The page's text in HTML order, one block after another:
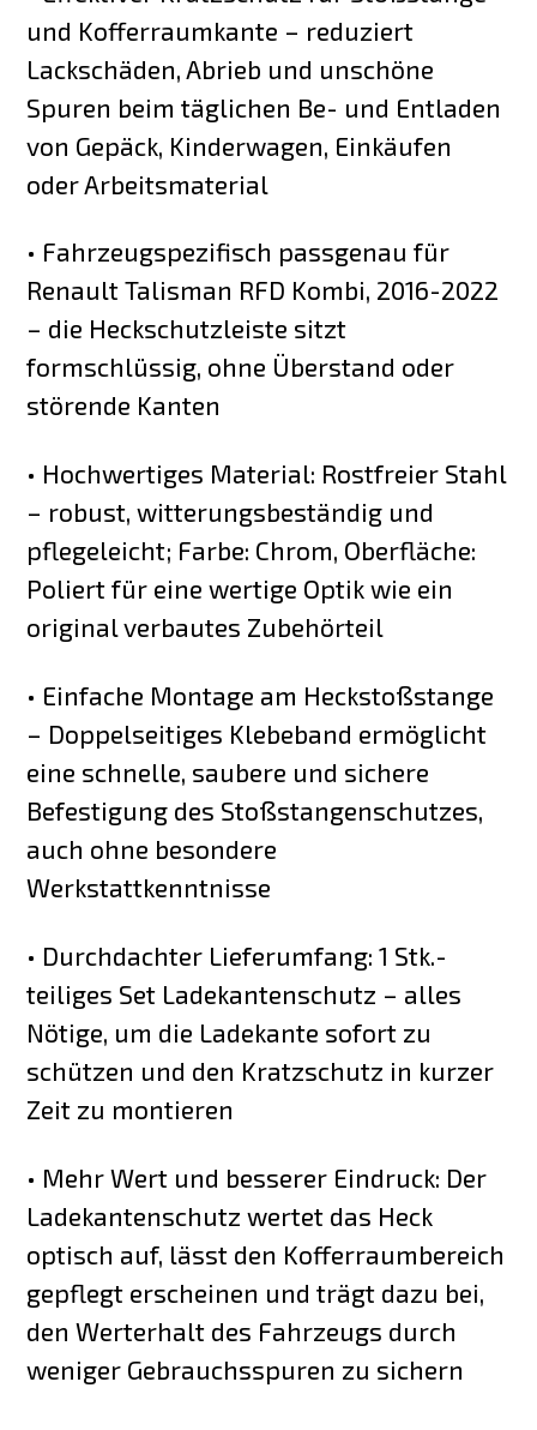
und Kofferraumkante – reduziert
Lackschäden, Abrieb und unschöne
Spuren beim täglichen Be- und Entladen
von Gepäck, Kinderwagen, Einkäufen
oder Arbeitsmaterial
• Fahrzeugspezifisch passgenau für
Renault Talisman RFD Kombi, 2016-2022
– die Heckschutzleiste sitzt
formschlüssig, ohne Überstand oder
störende Kanten
• Hochwertiges Material: Rostfreier Stahl
– robust, witterungsbeständig und
pflegeleicht; Farbe: Chrom, Oberfläche:
Poliert für eine wertige Optik wie ein
original verbautes Zubehörteil
• Einfache Montage am Heckstoßstange
– Doppelseitiges Klebeband ermöglicht
eine schnelle, saubere und sichere
Befestigung des Stoßstangenschutzes,
auch ohne besondere
Werkstattkenntnisse
• Durchdachter Lieferumfang: 1 Stk.-
teiliges Set Ladekantenschutz – alles
Nötige, um die Ladekante sofort zu
schützen und den Kratzschutz in kurzer
Zeit zu montieren
• Mehr Wert und besserer Eindruck: Der
Ladekantenschutz wertet das Heck
optisch auf, lässt den Kofferraumbereich
gepflegt erscheinen und trägt dazu bei,
den Werterhalt des Fahrzeugs durch
weniger Gebrauchsspuren zu sichern